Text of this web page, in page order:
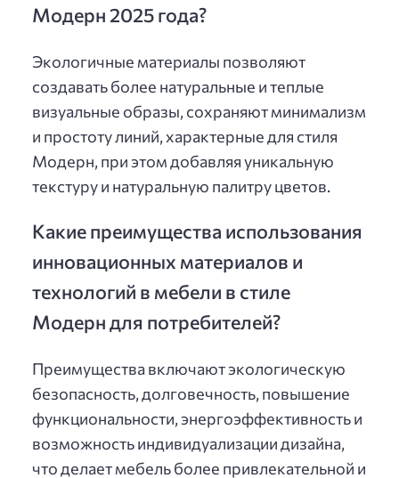
Модерн 2025 года?
Экологичные материалы позволяют
создавать более натуральные и теплые
визуальные образы, сохраняют минимализм
и простоту линий, характерные для стиля
Модерн, при этом добавляя уникальную
текстуру и натуральную палитру цветов.
Какие преимущества использования
инновационных материалов и
технологий в мебели в стиле
Модерн для потребителей?
Преимущества включают экологическую
безопасность, долговечность, повышение
функциональности, энергоэффективность и
возможность индивидуализации дизайна,
что делает мебель более привлекательной и